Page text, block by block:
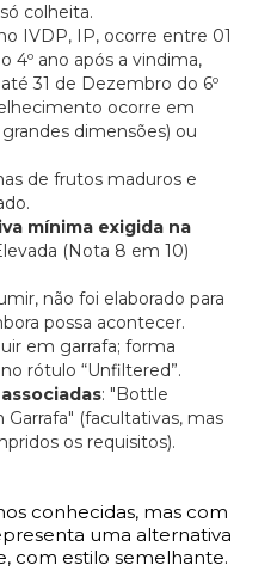
colheita.
IVDP, IP, ocorre entre 01
4º ano após a vindima,
31 de Dezembro do 6º
ocorre em
dimensões) ou
de frutos maduros e
mínima exigida na
(Nota 8 em 10)
não foi elaborado para
possa acontecer.
em garrafa; forma
rótulo “Unfiltered”.
: "Bottle
(facultativas, mas
os requisitos).
conhecidas, mas com
uma alternativa
com estilo semelhante.